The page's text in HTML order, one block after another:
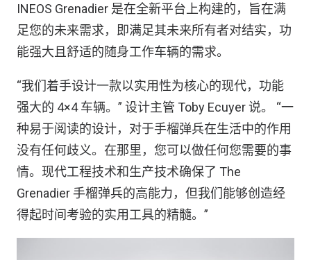
INEOS Grenadier 是在全新平台上构建的，旨在满
足您的未来需求，即满足其未来所有者对结实，功
能强大且舒适的随身工作车辆的需求。
“我们着手设计一款以实用性为核心的现代，功能
强大的 4×4 车辆。” 设计主管 Toby Ecuyer 说。 “一
种易于阅读的设计，对于手榴弹兵在生活中的作用
没有任何歧义。在那里，您可以做任何您需要的事
情。现代工程技术和生产技术确保了 The
Grenadier 手榴弹兵的高能力，但我们能够创造经
得起时间考验的实用工具的精髓。”